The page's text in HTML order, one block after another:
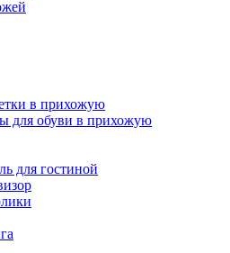
в прихожую
для обуви в прихожую
для гостиной